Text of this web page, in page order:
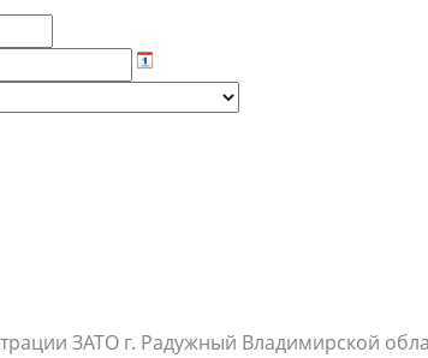
Муниципально - частное
ЗАТО г. Радужный Владимирской